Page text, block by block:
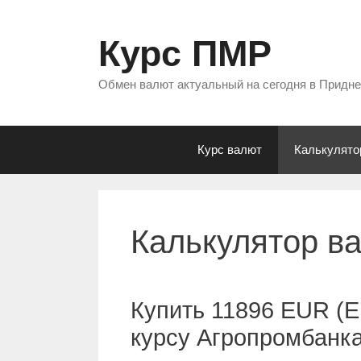
Курс ПМР
Обмен валют актуальный на сегодня в
Курс валют
Калькулятор
Купить 11896 EUR
курсу